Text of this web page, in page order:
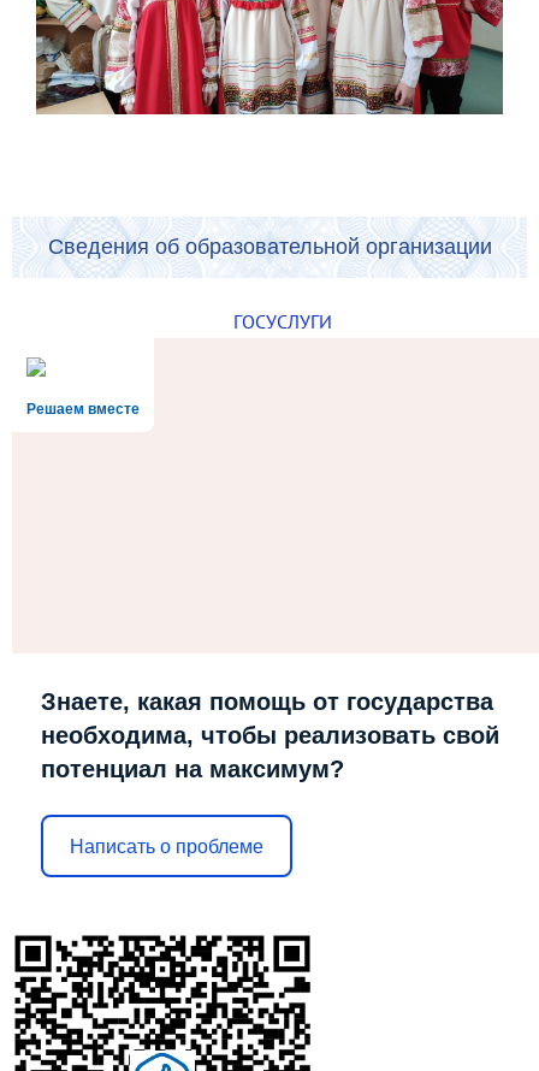
Сведения об образовательной организации
ГОСУСЛУГИ
Решаем вместе
Знаете, какая помощь от государства
необходима, чтобы реализовать свой
потенциал на максимум?
Написать о проблеме